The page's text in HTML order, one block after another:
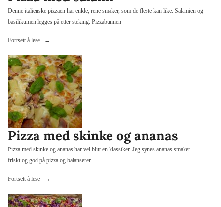
Denne italienske pizzaen har enkle, rene smaker, som de fleste kan like. Salamien og
basilikumen legges på etter steking. Pizzabunnen
Fortsett å lese
«Pizza
salami»
Pizza med skinke og ananas
Pizza med skinke og ananas har vel blitt en klassiker. Jeg synes ananas smaker
friskt og god på pizza og balanserer
Fortsett å lese
«Pizza
skinke